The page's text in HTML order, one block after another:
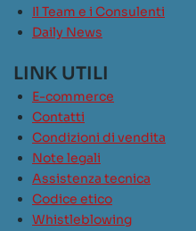
Il Team e i Consulenti
Daily News
LINK UTILI
E-commerce
Contatti
Condizioni di vendita
Note legali
Assistenza tecnica
Codice etico
Whistleblowing